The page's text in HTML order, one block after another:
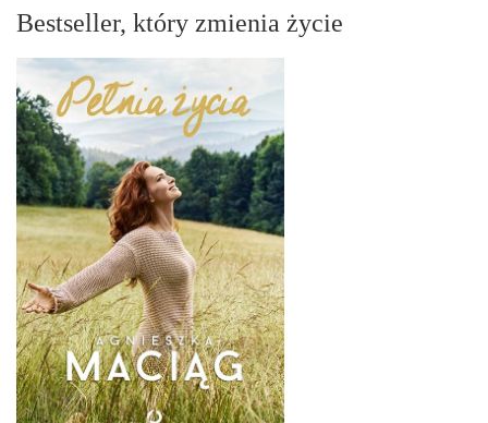
Bestseller, który zmienia życie